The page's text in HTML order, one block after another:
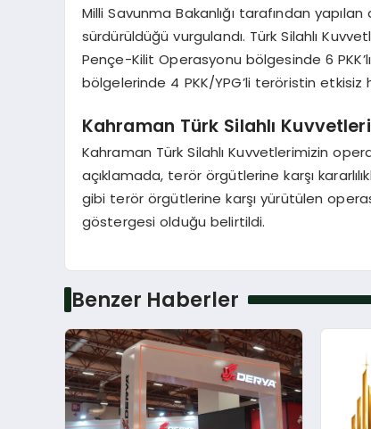
Milli Savunma Bakanlığı tarafından
sürdürüldüğü vurgulandı. Türk Silahlı
Pençe-Kilit Operasyonu bölgesinde 6
bölgelerinde 4 PKK/YPG’li teröristin
Kahraman Türk Silahlı
Kahraman Türk Silahlı Kuvvetlerimizin
açıklamada, terör örgütlerine karşı
gibi terör örgütlerine karşı yürütülen
göstergesi olduğu belirtildi.
Benzer Haberler